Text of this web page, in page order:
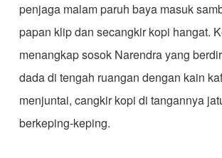
penjaga malam paruh baya masuk
papan klip dan secangkir kopi hangat.
menangkap sosok Narendra yang
dada di tengah ruangan dengan kain
menjuntai, cangkir kopi di tangannya
berkeping-keping.